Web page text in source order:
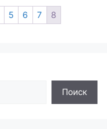
5 6 7 8
Поиск